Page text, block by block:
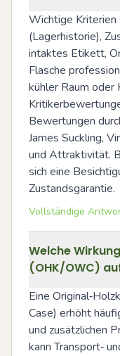
Wichtige Kriterien
(Lagerhistorie),
intaktes Etikett,
Flasche
kühler Raum oder
Bewertungen
James Suckling,
und Attraktivität.
sich eine
Zustandsgarantie.
Vollständige
Welche
(OHK/OWC)
Eine
Case) erhöht
und zusätzlichen
kann Transport‑